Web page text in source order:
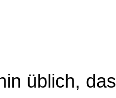
üblich,